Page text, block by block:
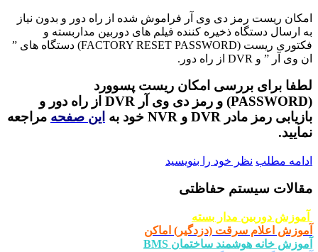
امکان ریست رمز دی وی آر فراموش شده از راه دور و بدون نیاز
به ارسال دستگاه ذخیره کننده فیلم های دوربین مداربسته و
فکتوری ریست (FACTORY RESET PASSWORD) دستگاه های ”
ان وی آر ” و DVR از راه دور.
لطفا برای بررسی امکان ریست پسوورد
(PASSWORD) و رمز دی وی آر DVR از راه دور و
بازیابی رمز مادر DVR و NVR خود به
این صفحه مراجعه
نمایید.
ادامه مطلب نظر خود را بنویسید
مقالات سیستم حفاظتی
آموزش دوربین مدار بسته
آموزش اعلام سرقت (دزدگیر) اماکن
آموزش خانه هوشمند ساختمان BMS